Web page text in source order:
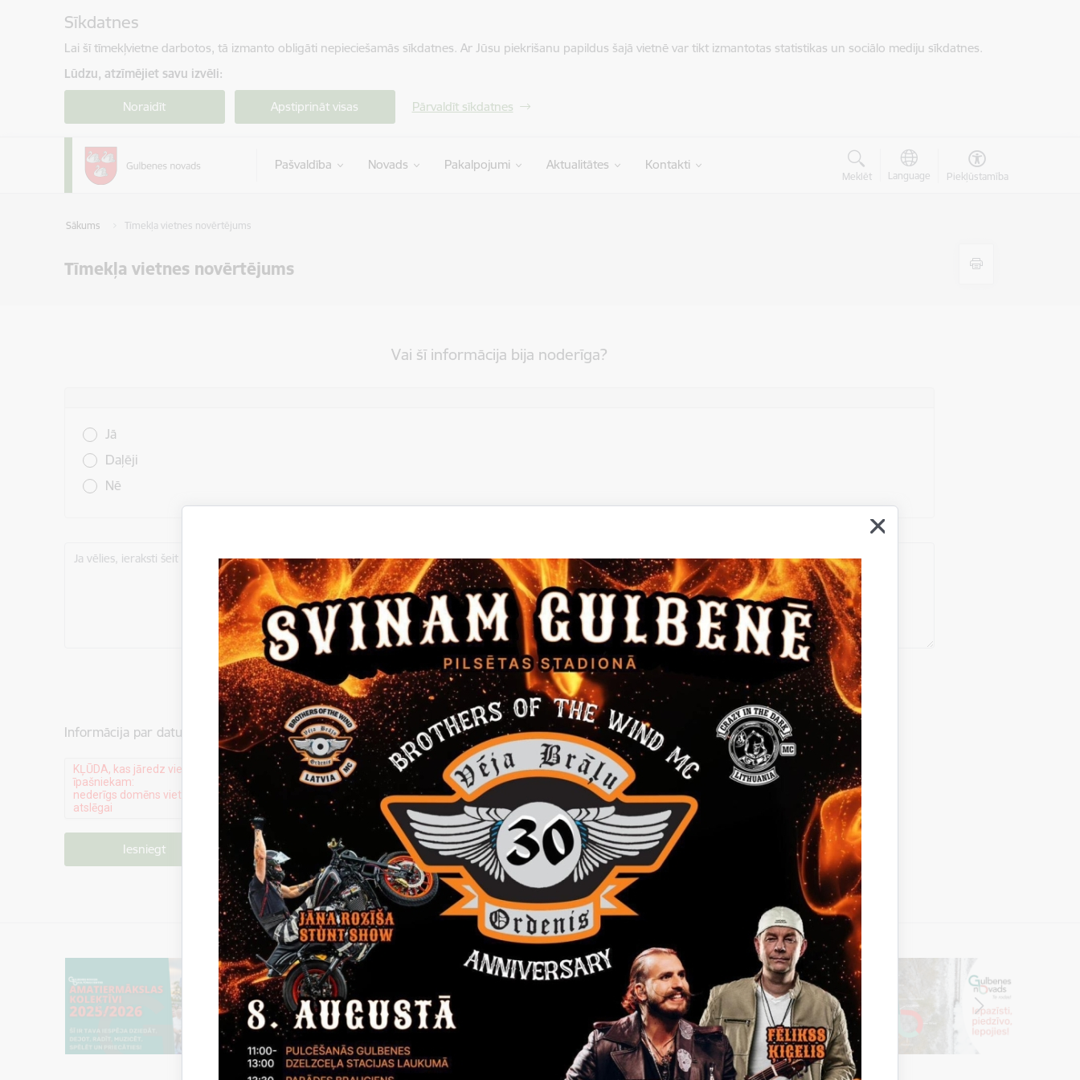
Sīkdatnes
Lai šī tīmekļvietne darbotos, tā izmanto obligāti nepieciešamās sīkdatnes. Ar Jūsu piekrišanu papildus šajā vietnē var tikt izmantotas statistikas un sociālo mediju sīkdatnes.
Lūdzu, atzīmējiet savu izvēli:
Noraidīt Apstiprināt visas Pārvaldīt sīkdatnes
Pašvaldība Novads Pakalpojumi Aktualitātes Kontakti
Meklēt Language Piekļūstamība
Sākums Tīmekļa vietnes novērtējums
Tīmekļa vietnes novērtējums
Vai šī informācija bija noderīga?
Jā
Daļēji
Nē
Ja vēlies, ieraksti šeit komentāru
Vēlos atstāt savu e-pastu saziņai
Informācija par datu apstrādi ir atrodama sadaļā:Privātuma politika